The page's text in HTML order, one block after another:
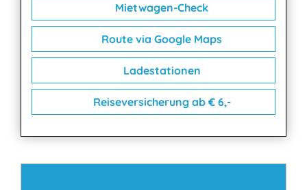
Mietwagen-Check
Route via Google Maps
Ladestationen
Reiseversicherung ab € 6,-